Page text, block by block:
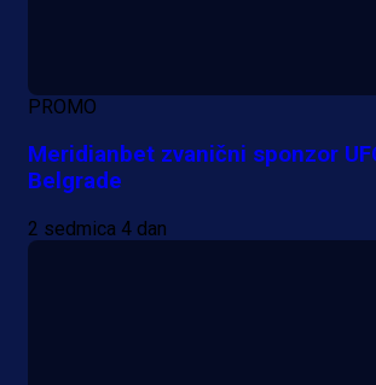
PROMO
Meridianbet zvanični sponzor
Belgrade
2 sedmica 4 dan